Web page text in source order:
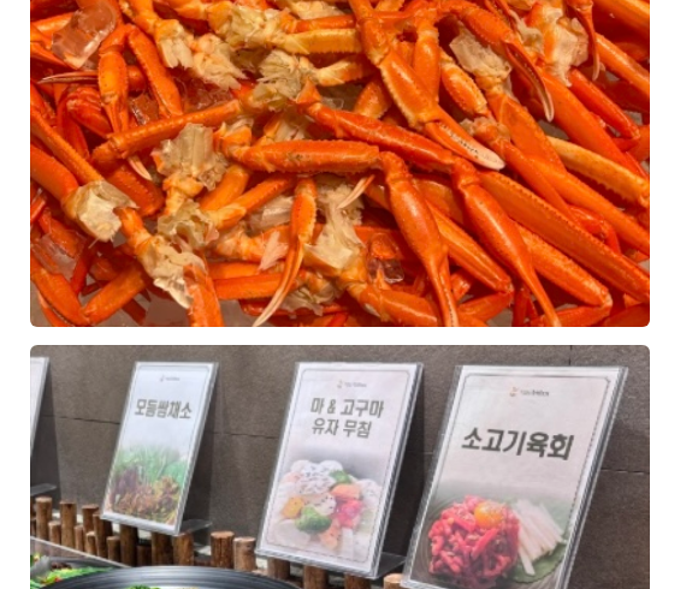
건물 자체도 마음에 들었어요. 웨딩 전용 단독 빌딩이라 다
른 용도 시설 없이 웨딩에만 집중할 수 있는 환경이라는 점
이 확실히 다르더라구요. 지하 B1~B8, 지상 11층 규모에
하객용 엘리베이터만 7~8대, 신랑신부 혼주용은 따로 있어
서 동선도 잘 짜여 있었고요. 특히 층마다 홀과 전용 연회
장이 하나씩 배치되어 있어서 다른 예식 하객들과 동선이
섞이지 않고 프라이빗하게 진행할 수 있다는 점이 큰 장점
이라고 느꼈어요.
층 구성도 마음에 들었어요. 1층 예약실·미용실·드레스샵,
3~5층 연회장, 10층 폐백실·스튜디오, 11층 폐백실·정산실
·행정실로 되어 있어서 스드메를 정말 원큐에 해결할 수 있
는 구조였거든요.
무엇보다 결정적이었던 건 홀이었어요. 상담할 때 영상이
랑 사전 안내로 각 홀 이미지를 미리 보고 투어할 홀 2개를
직접 골라볼 수 있었는데, 저희는 9층 아모르홀을 보자마자
마음을 정했어요. 층고가 높아서 답답한 느낌이 전혀 없고,
천장이 격자 대들보처럼 되어 있는 게 특이했어요. 실제로
사실 이곳 뷔페는 예전에 친구 결혼식에 하객으로 왔을 때
인상 깊게 먹었던 기억이 있어 기대가 컸는데요. 이번에는
저희 하객분들이 남녀노소 불편함 없이 드실 수 있을지를
생각하며 사시미, 초밥, 구이류, 볶음류, 샐러드까지 최대한
다양하게 맛봤습니다.
식사 후 네 명이 각자 기억에 남는 메뉴를 하나씩 꼽아봤습
니다. 평소 고기를 즐겨 드시지 않는 저희 어머니는 스테이
크가 부드럽게 구워져 드시기 편했다고 하셨고, 신부 어머
님께서는 전복죽이 특히 맛있었다고 하셨습니다. 신부는
다른 뷔페에서는 본 적 없던 단호박 정과를 처음 먹어봤는
데 기대 이상이었다고 하네요. 고기를 좋아하는 저는 의외
로 우삼겹 샐러드가 가장 기억에 남았습니다. 평소 차가운
고기를 좋아하지 않는데도 얇게 준비되어 씹기 부드러웠
고, 드레싱이 채소와 고기를 잘 어우러지게 해줘서 두세 번
더 가져다 먹었을 정도였습니다.
한 가지 아쉬운 점을 꼽자면 찐 게 요리의 간이 생각보다
세서 어머님들이 조금 놀라셨다는 정도인데, 그 외에는 네
명 모두 만족스러운 식사였습니다.
서창희, 채아린 2026-08-02 21명 읽음 0
결혼식을 앞두고 위더스 영등포 웨딩홀 시식에 다녀왔습니
다. 하객분들께 가장 중요한 것 중 하나가 음식이라고 생각
해서 기대를 많이 하고 방문했는데, 기대 이상으로 만족스
러운 시간이었습니다.
먼저 음식 가짓수가 다양해서 누구나 취향에 맞게 즐길 수
저트까지 골고루 준비되어 있었고, 전체적으로 음식이 깔
끔하게 진열되어 있어 보기에도 좋았습니다. 특히 고기 요
리는 부드럽고 촉촉했으며, 해산물도 신선해서 비린 맛 없
이 맛있게 먹을 수 있었습니다. 따뜻하게 먹어야 하는 음식
은 온도가 잘 유지되어 있었고, 튀김류도 바삭한 식감이 살
아 있어 만족스러웠습니다.
디저트 코너도 인상적이었습니다. 다양한 케이크와 과일,
더 보기
10장
송용석, 석정애 2026-08-02 12명 읽음 0
저희도 드디어 위더스 입성!!!
웨딩홀을 보고 여러군데 왜비교하나 싶을만큼 너무만족스
러운 홀컨디션에 섬세함까지 후회없을거에요ㅜㅜ 근데 위
더스는 웨딩홀도 기가막힌데!!!!!!!